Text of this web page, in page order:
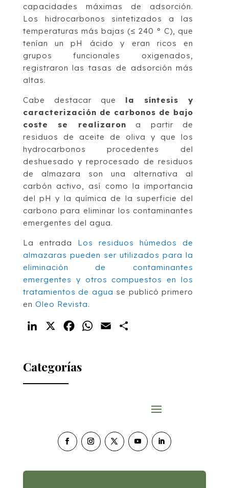
capacidades máximas de adsorción.
Los hidrocarbonos sintetizados a las
temperaturas más bajas (≤ 240 ° C), que
tenían un pH ácido y eran ricos en
grupos funcionales oxigenados,
registraron las tasas de adsorción más
altas.
Cabe destacar que la síntesis y
caracterización de carbonos de bajo
coste se realizaron a partir de
residuos de aceite de oliva y que los
hydrocarbonos procedentes del
deshuesado y reprocesado de residuos
de almazara son una alternativa al
carbón activo, así como la importancia
del pH y la química de la superficie del
carbono para eliminar los contaminantes
emergentes del agua.
La entrada Los residuos húmedos de
almazaras pueden ser utilizados para la
eliminación de contaminantes
emergentes y otros compuestos en los
tratamientos de agua se publicó primero
en Oleo Revista.
LinkedIn FacebookWhatsApp
Email
Categorías